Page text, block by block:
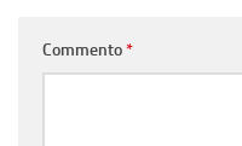
Commento*